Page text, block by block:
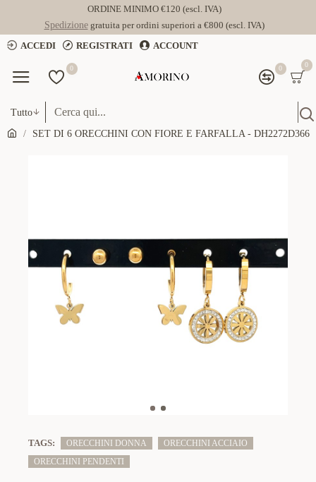
ORDINE MINIMO €120 (escl. IVA)
Spedizionegratuita per ordini superiori a €800 (escl. IVA)
ACCEDI
REGISTRATI ACCOUNT
0 0 0
Tutto
SET DI 6 ORECCHINI CON FIORE E FARFALLA - DH2272D366
TAGS: ORECCHINI DONNA
ORECCHINI ACCIAIO
ORECCHINI PENDENTI